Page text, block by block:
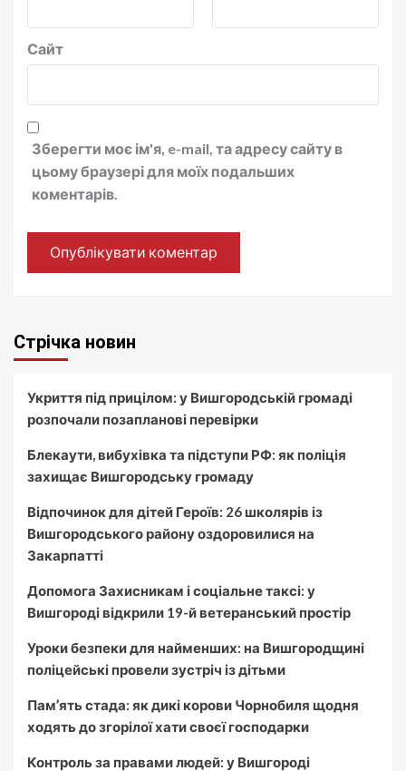
Сайт
Зберегти моє ім'я, e-mail, та адресу сайту в
цьому браузері для моїх подальших
коментарів.
Стрічка новин
Укриття під прицілом: у Вишгородській громаді
розпочали позапланові перевірки
Блекаути, вибухівка та підступи РФ: як поліція
захищає Вишгородську громаду
Відпочинок для дітей Героїв: 26 школярів із
Вишгородського району оздоровилися на
Закарпатті
Допомога Захисникам і соціальне таксі: у
Вишгороді відкрили 19-й ветеранський простір
Уроки безпеки для найменших: на Вишгородщині
поліцейські провели зустріч із дітьми
Пам’ять стада: як дикі корови Чорнобиля щодня
ходять до згорілої хати своєї господарки
Контроль за правами людей: у Вишгороді